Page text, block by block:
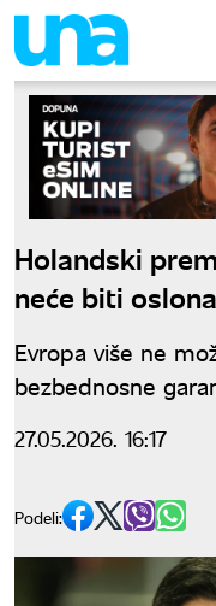
Holandski
neće biti
Evropa više ne
bezbednosne
27.05.2026. 16:17
Podeli: